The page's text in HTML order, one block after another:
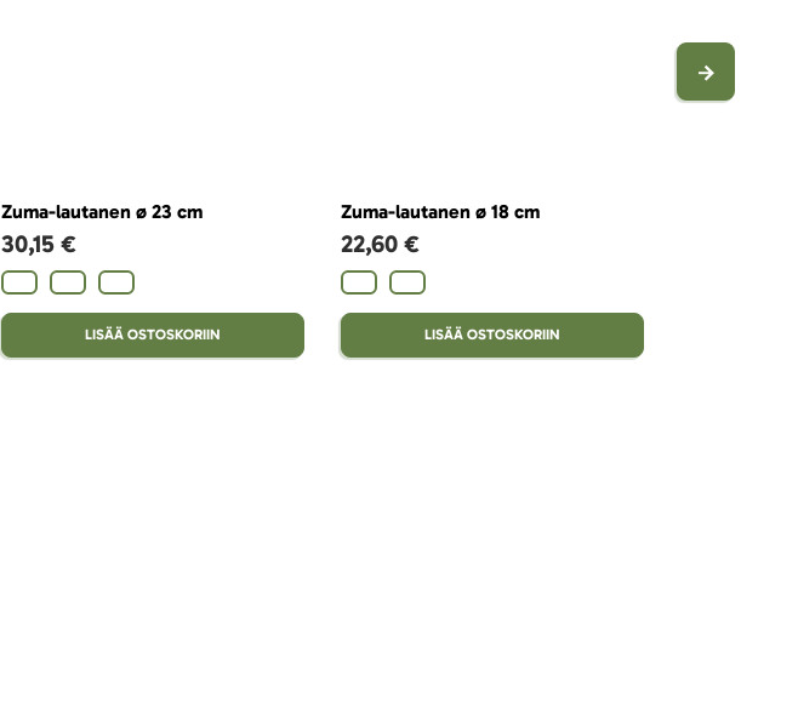
Zuma-lautanen ø 23 cm
30,15 €
LISÄÄ OSTOSKORIIN
Zuma-lautanen ø 18 cm
22,60 €
LISÄÄ OSTOSKORIIN